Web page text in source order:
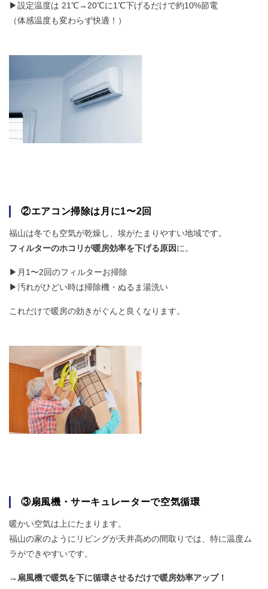
▶設定温度は 21℃→20℃に1℃下げるだけで約10%節電
（体感温度も変わらず快適！）
②エアコン掃除は月に1〜2回
福山は冬でも空気が乾燥し、埃がたまりやすい地域です。
フィルターのホコリが暖房効率を下げる原因に。
▶月1〜2回のフィルターお掃除
▶汚れがひどい時は掃除機・ぬるま湯洗い
これだけで暖房の効きがぐんと良くなります。
③扇風機・サーキュレーターで空気循環
暖かい空気は上にたまります。
福山の家のようにリビングが天井高めの間取りでは、特に温度ム
ラができやすいです。
→扇風機で暖気を下に循環させるだけで暖房効率アップ！